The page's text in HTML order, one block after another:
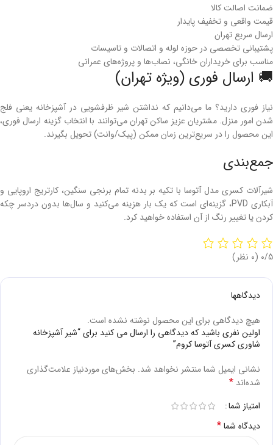
ضمانت اصالت کالا
قیمت واقعی و تخفیف پایدار
ارسال سریع تهران
پشتیبانی تخصصی در حوزه لوله و اتصالات و تاسیسات
مناسب برای خریداران خانگی، نصاب‌ها و پروژه‌های عمرانی
🚚 ارسال فوری (ویژه تهران)
نیاز فوری دارید؟ ما می‌دانیم که نداشتن شیر ظرفشویی در آشپزخانه یعنی فلج
شدن امور منزل. مشتریان عزیز ساکن تهران می‌توانند با انتخاب گزینه ارسال فوری،
این محصول را در سریع‌ترین زمان ممکن (پیک/وانت) تحویل بگیرند.
جمع‌بندی
شیرآلات کسری مدل آتوسا با تکیه بر بدنه تمام برنجی سنگین، کارتریج اروپایی و
آبکاری PVD، گزینه‌ای است که یک بار هزینه می‌کنید و سال‌ها بدون دردسر چکه
کردن یا تغییر رنگ از آن استفاده خواهید کرد.
‫0/5 ‫(0 نظر)
دیدگاهها
هیچ دیدگاهی برای این محصول نوشته نشده است.
اولین نفری باشید که دیدگاهی را ارسال می کنید برای “شیر آشپزخانه
شاوری کسری آتوسا کروم”
نشانی ایمیل شما منتشر نخواهد شد. بخش‌های موردنیاز علامت‌گذاری
شده‌اند *
امتیاز شما
دیدگاه شما*